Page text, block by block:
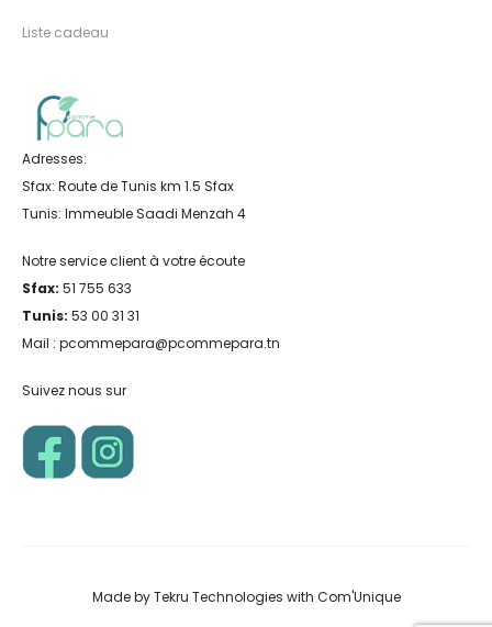
Liste cadeau
Adresses:
Sfax: Route de Tunis km 1.5 Sfax
Tunis: Immeuble Saadi Menzah 4
Notre service client à votre écoute
Sfax: 51 755 633
Tunis: 53 00 31 31
Mail : pcommepara@pcommepara.tn
Suivez nous sur
Made byTekru Technologies with Com'Unique